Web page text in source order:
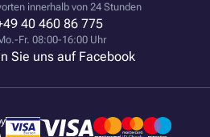
innerhalb von 24 Stunden
40 460 86 775
Fr. 08:00-16:00 Uhr
Sie uns auf Facebook